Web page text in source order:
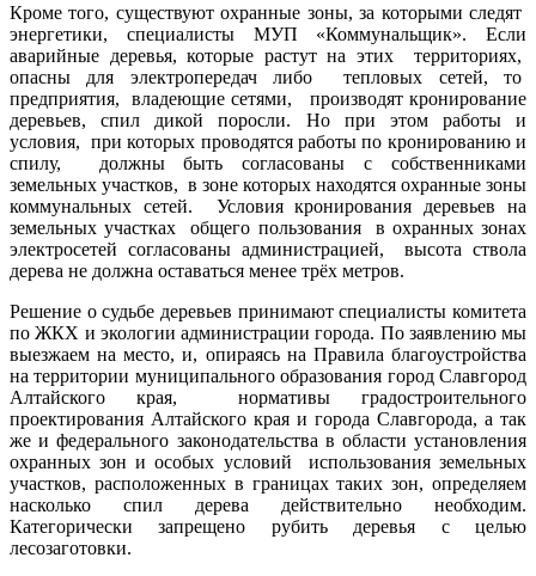
Кроме того, существуют охранные зоны, за которыми следят
энергетики, специалисты МУП «Коммунальщик». Если
аварийные деревья, которые растут на этих территориях,
опасны для электропередач либо тепловых сетей, то
предприятия, владеющие сетями, производят кронирование
деревьев, спил дикой поросли. Но при этом работы и
условия, при которых проводятся работы по кронированию и
спилу, должны быть согласованы с собственниками
земельных участков, в зоне которых находятся охранные зоны
коммунальных сетей. Условия кронирования деревьев на
земельных участках общего пользования в охранных зонах
электросетей согласованы администрацией, высота ствола
дерева не должна оставаться менее трёх метров.
Решение о судьбе деревьев принимают специалисты комитета
по ЖКХ и экологии администрации города. По заявлению мы
выезжаем на место, и, опираясь на Правила благоустройства
на территории муниципального образования город Славгород
Алтайского края, нормативы градостроительного
проектирования Алтайского края и города Славгорода, а так
же и федерального законодательства в области установления
охранных зон и особых условий использования земельных
участков, расположенных в границах таких зон, определяем
насколько спил дерева действительно необходим.
Категорически запрещено рубить деревья с целью
лесозаготовки.